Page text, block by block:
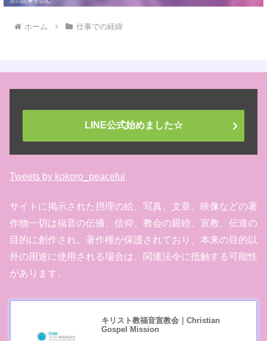
ホーム 仕事での経緯
LINE公式始めました☆
Tweets by kokoro_peaceful
サイトに掲示された摂理の絵、写真、文章、映像などの著
作物一切は福音の伝播、信仰、教会の親睦、宣教、伝道の
目的に創作され、著作権が保護されており、本来の目的以
外の用途に使用される場合は、関連法令に抵触する可能性
があります。
キリスト教福音宣教会｜Christian
Gospel Mission